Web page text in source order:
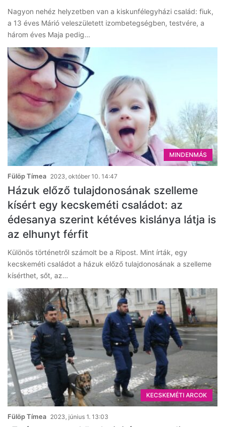
Nagyon nehéz helyzetben van a kiskunfélegyházi család: fiuk,
a 13 éves Márió veleszületett izombetegségben, testvére, a
három éves Maja pedig…
MINDENMÁS
Fülöp Tímea 2023, október 10. 14:47
Házuk előző tulajdonosának szelleme
kísért egy kecskeméti családot: az
édesanya szerint kétéves kislánya látja is
az elhunyt férfit
Különös történetről számolt be a Ripost. Mint írták, egy
kecskeméti családot a házuk előző tulajdonosának a szelleme
kísérthet, sőt, az…
KECSKEMÉTI ARCOK
Fülöp Tímea 2023, június 1. 13:03